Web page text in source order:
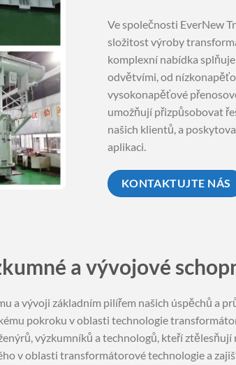
Ve společnosti EverNew
složitost výroby
komplexní nabídka
odvětvími, od
vysokonapěťové
umožňují přizpůsobovat
našich klientů, a
aplikaci.
KONTAKTUJTE NÁS
a vývojové
a vývoji základním pilířem našich úspěchů a
pokroku v oblasti technologie
výzkumníků a technologů, kteří ztělesňují
v oblasti transformátorové technologie a